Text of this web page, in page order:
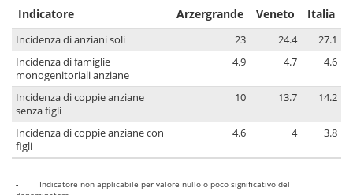
Indicatore Arzergrande Veneto Italia
Incidenza di anziani soli 23 24.4
27.1
Incidenza di famiglie
monogenitoriali anziane
4.9 4.7 4.6
Incidenza di coppie anziane
senza figli
10 13.7 14.2
Incidenza di coppie anziane con
figli
4.6 4 3.8
-
Indicatore non applicabile per valore nullo o poco significativo del